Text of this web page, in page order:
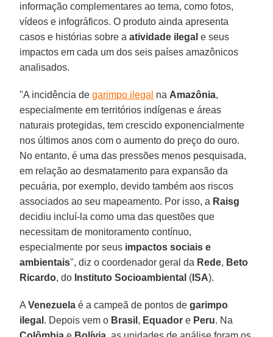
informação complementares ao tema, como fotos,
vídeos e infográficos. O produto ainda apresenta
casos e histórias sobre aatividade ilegal e seus
impactos em cada um dos seis países amazônicos
analisados.
"A incidência degarimpo ilegal na Amazônia,
especialmente em territórios indígenas e áreas
naturais protegidas, tem crescido exponencialmente
nos últimos anos com o aumento do preço do ouro.
No entanto, é uma das pressões menos pesquisada,
em relação ao desmatamento para expansão da
pecuária, por exemplo, devido também aos riscos
associados ao seu mapeamento. Por isso, a Raisg
decidiu incluí-la como uma das questões que
necessitam de monitoramento contínuo,
especialmente por seus impactos sociais e
ambientais", diz o coordenador geral da Rede, Beto
Ricardo, do Instituto Socioambiental ( ISA).
AVenezuela é a campeã de pontos degarimpo
ilegal . Depois vem o Brasil , Equador e Peru. Na